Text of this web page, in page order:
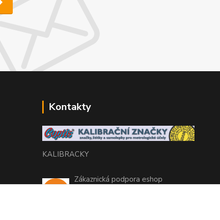
Kontakty
KALIBRACKY
Zákaznická podpora eshop